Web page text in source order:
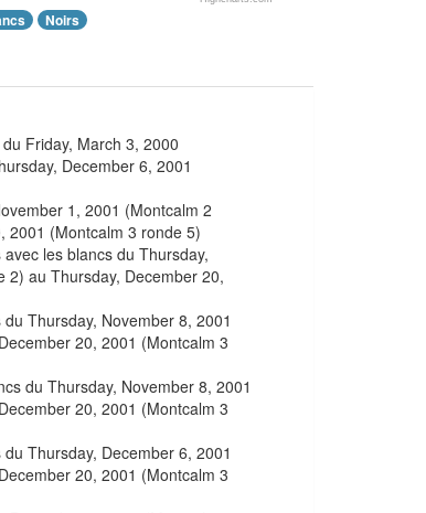
Noirs
Friday, March 3, 2000
December 6, 2001
1, 2001 (Montcalm 2
2001 (Montcalm 3 ronde 5)
les blancs du Thursday,
2) au Thursday, December 20,
Thursday, November 8, 2001
20, 2001 (Montcalm 3
du Thursday, November 8, 2001
20, 2001 (Montcalm 3
Thursday, December 6, 2001
20, 2001 (Montcalm 3